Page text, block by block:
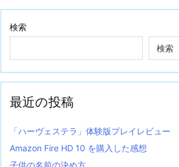
検索
検索
最近の投稿
「ハーヴェステラ」体験版プレイレビュー
Amazon Fire HD 10 を購入した感想